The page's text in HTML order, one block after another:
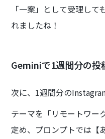
「一案」として受理し
れましたね！
Geminiで1週間分の投
次に、1週間分の
テーマを「リモートワー
定め、プロンプトでは【